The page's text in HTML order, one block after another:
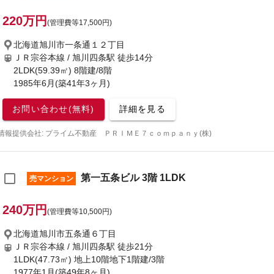
220万円 (管理費等17,500円)
北海道旭川市一条通１２丁目
ＪＲ宗谷本線 / 旭川四条駅 徒歩14分
2LDK(59.39㎡) 8階建/8階
1985年6月(築41年3ヶ月)
お問い合わせ(無料) 詳細を見る
報提供会社: プライム不動産 ＰＲＩＭＥ７ｃｏｍｐａｎｙ(株)
売マンション 第一五条ビル 3階 1LDK
240万円 (管理費等10,500円)
北海道旭川市五条通６丁目
ＪＲ宗谷本線 / 旭川四条駅 徒歩21分
1LDK(47.73㎡) 地上10階地下1階建/3階